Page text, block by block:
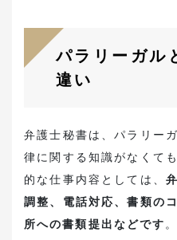
パラリーガル
違い
弁護士秘書は、パラリー
律に関する知識がなくて
的な仕事内容としては、
調整、電話対応、書類の
所への書類提出などです 。